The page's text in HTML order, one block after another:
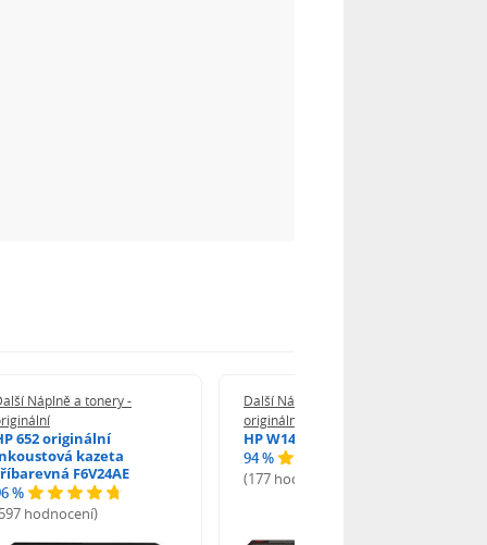
Náplně a tonery -
652 originální
kazeta
F6V24AE
%
hodnocení)
Další Náplně a tonery -
originální
HP W1420A - originální
94 %
(177 hodnocení)